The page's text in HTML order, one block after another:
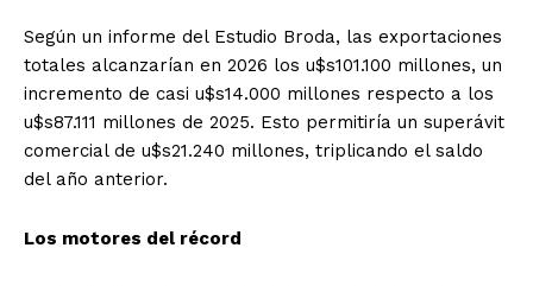
Según un informe del Estudio Broda, las exportaciones
totales alcanzarían en 2026 los u$s101.100 millones, un
incremento de casi u$s14.000 millones respecto a los
u$s87.111 millones de 2025. Esto permitiría un superávit
comercial de u$s21.240 millones, triplicando el saldo
del año anterior.
Los motores del récord